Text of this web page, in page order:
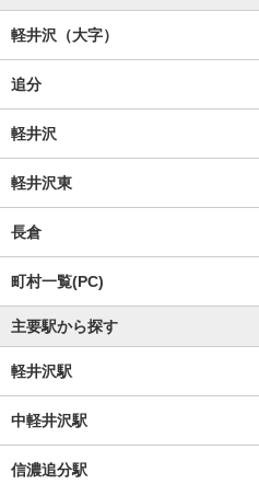
軽井沢（大字）
追分
軽井沢
軽井沢東
長倉
町村一覧(PC)
主要駅から探す
軽井沢駅
中軽井沢駅
信濃追分駅